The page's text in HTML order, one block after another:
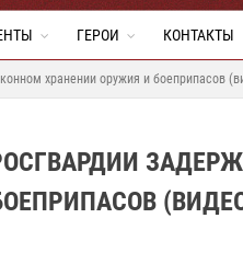
ГЕРОИ КОНТАКТЫ
хранении оружия и боеприпасов